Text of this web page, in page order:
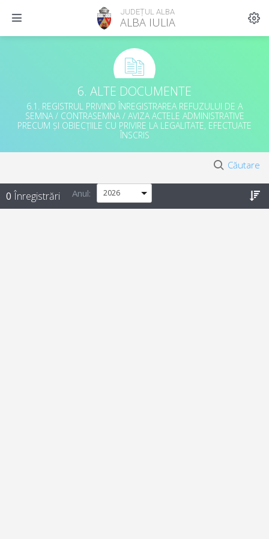
JUDEȚUL ALBA
ALBA IULIA
6. ALTE DOCUMENTE
6.1. REGISTRUL PRIVIND ÎNREGISTRAREA REFUZULUI DE A
SEMNA / CONTRASEMNA / AVIZA ACTELE ADMINISTRATIVE
PRECUM ȘI OBIECȚIILE CU PRIVIRE LA LEGALITATE, EFECTUATE
ÎNSCRIS
Căutare
0 Înregistrări Anul: